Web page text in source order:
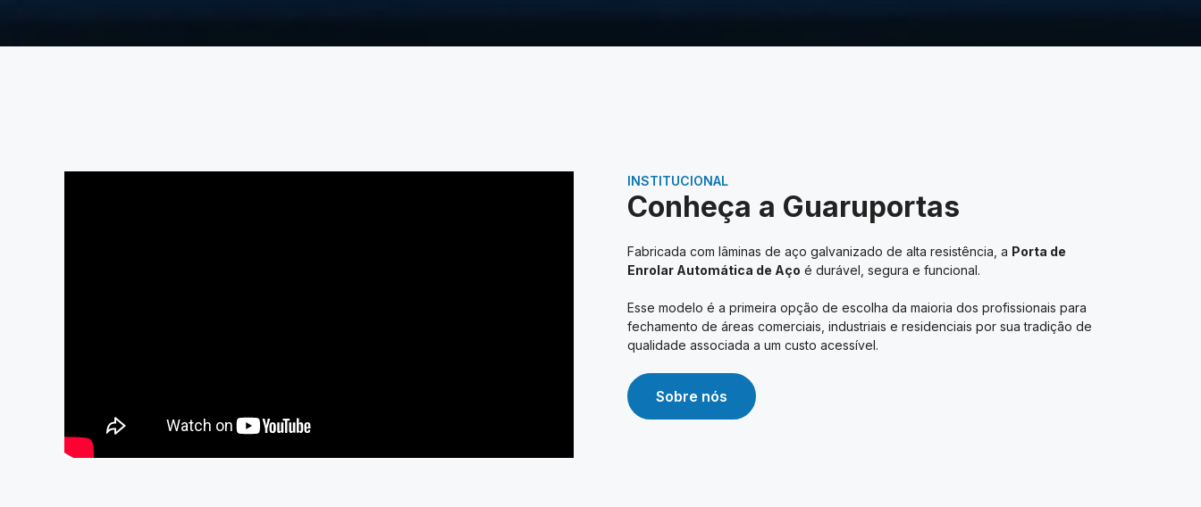
INSTITUCIONAL
Conheça a Guaruportas
Fabricada com lâminas de aço galvanizado de alta resistência, a Porta de
Enrolar Automática de Aço é durável, segura e funcional.
Esse modelo é a primeira opção de escolha da maioria dos profissionais para
fechamento de áreas comerciais, industriais e residenciais por sua tradição de
qualidade associada a um custo acessível.
Sobre nós